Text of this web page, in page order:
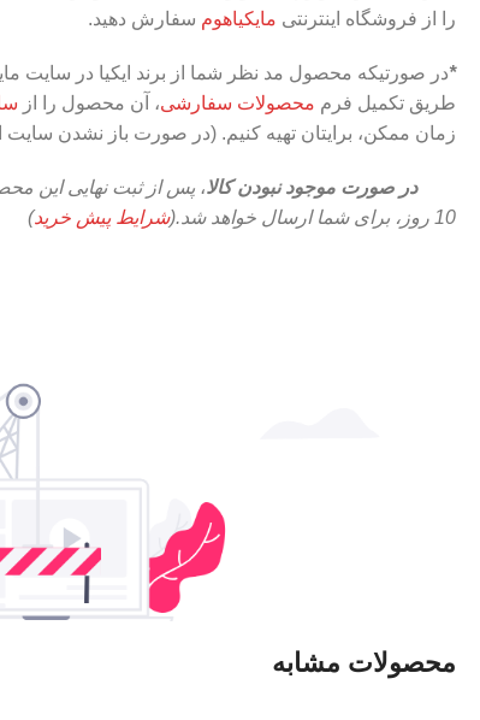
را از فروشگاه اینترنتی مایکیاهوم سفارش دهید.
*در صورتیکه محصول مد نظر شما از برند ایکیا در سایت
طریق تکمیل فرم محصولات سفارشی، آن محصول را از
زمان ممکن، برایتان تهیه کنیم. (در صورت باز نشدن سایت
در صورت موجود نبودن کالا،
10 روز،
برای شما ارسال خواهد شد.(شرایط پیش خرید)
محصولات مشابه